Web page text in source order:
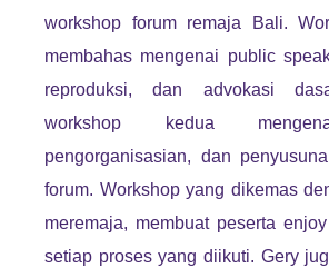
workshop forum remaja Bali.
membahas mengenai public
reproduksi, dan advokasi
workshop kedua
pengorganisasian, dan
forum. Workshop yang dikemas
meremaja, membuat peserta
setiap proses yang diikuti. Gery